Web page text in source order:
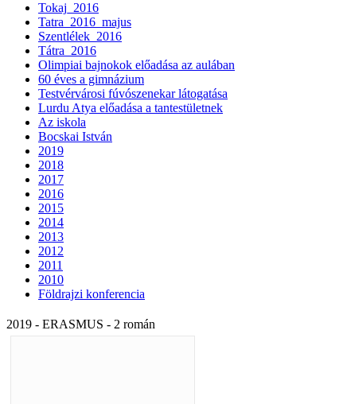
Tokaj_2016
Tatra_2016_majus
Szentlélek_2016
Tátra_2016
Olimpiai bajnokok előadása az aulában
60 éves a gimnázium
Testvérvárosi fúvószenekar látogatása
Lurdu Atya előadása a tantestületnek
Az iskola
Bocskai István
2019
2018
2017
2016
2015
2014
2013
2012
2011
2010
Földrajzi konferencia
2019 - ERASMUS - 2 román